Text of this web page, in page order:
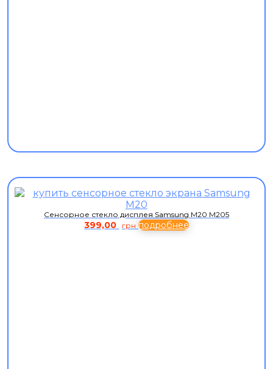
Сенсорное стекло дисплея Samsung M20 M205
399,00 грн подробнее